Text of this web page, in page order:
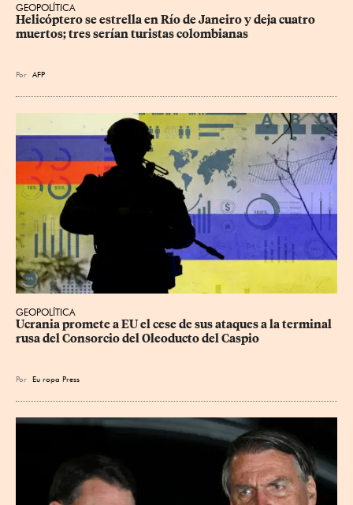
GEOPOLÍTICA
Helicóptero se estrella en Río de Janeiro y deja cuatro
muertos; tres serían turistas colombianas
Por AFP
GEOPOLÍTICA
Ucrania promete a EU el cese de sus ataques a la terminal
rusa del Consorcio del Oleoducto del Caspio
Por Eu ropa Press